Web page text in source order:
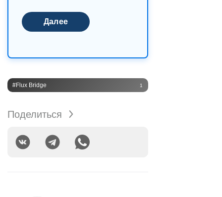
#Flux Bridge 1
Поделиться